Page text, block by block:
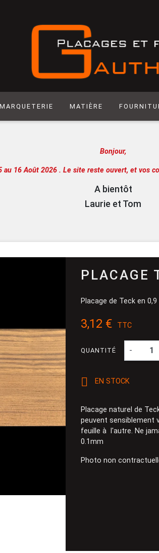
MARQUETERIE MATIÈRE
Laser
Colle
Produit de
Panneau
Papier
Bonjour,
au 16 Août 2026 . Le site reste ouvert, et vos
A bientôt
Laurie et Tom
PLACAGE
Placage de Teck en
3,12 € TTC
QUANTITÉ -
 EN STOCK
Placage naturel de
peuvent sensiblement
feuille à l'autre. Ne
0.1mm
Photo non